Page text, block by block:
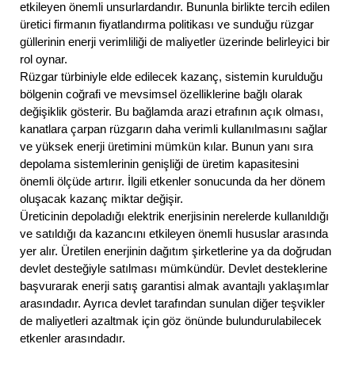
etkileyen önemli unsurlardandır. Bununla birlikte tercih edilen
üretici firmanın fiyatlandırma politikası ve sunduğu rüzgar
güllerinin enerji verimliliği de maliyetler üzerinde belirleyici bir
rol oynar.
Rüzgar türbiniyle elde edilecek kazanç, sistemin kurulduğu
bölgenin coğrafi ve mevsimsel özelliklerine bağlı olarak
değişiklik gösterir. Bu bağlamda arazi etrafının açık olması,
kanatlara çarpan rüzgarın daha verimli kullanılmasını sağlar
ve yüksek enerji üretimini mümkün kılar. Bunun yanı sıra
depolama sistemlerinin genişliği de üretim kapasitesini
önemli ölçüde artırır. İlgili etkenler sonucunda da her dönem
oluşacak kazanç miktar değişir.
Üreticinin depoladığı elektrik enerjisinin nerelerde kullanıldığı
ve satıldığı da kazancını etkileyen önemli hususlar arasında
yer alır. Üretilen enerjinin dağıtım şirketlerine ya da doğrudan
devlet desteğiyle satılması mümkündür. Devlet desteklerine
başvurarak enerji satış garantisi almak avantajlı yaklaşımlar
arasındadır. Ayrıca devlet tarafından sunulan diğer teşvikler
de maliyetleri azaltmak için göz önünde bulundurulabilecek
etkenler arasındadır.